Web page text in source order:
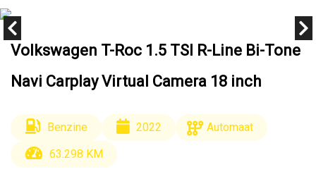
Volkswagen T-Roc 1.5 TSI R-Line Bi-Tone
Navi Carplay Virtual Camera 18 inch
Benzine 2022
Automaat
63.298 KM